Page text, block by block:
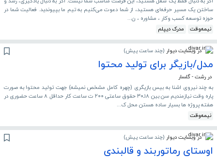
ساختن یک مسیر حرفه‌ای هستید، از شما دعوت می‌کنیم به تیم ما بپیوندید. فعالیت شما در
حوزه توسعه کسب و‌کار ، مشاوره ، ن...
نیمه‌وقت
مدرک دیپلم
در وبسایت دیوار (چند ساعت پیش)
مدل/بازیگر برای تولید محتوا
در رشت - گلسار
به چند نیروی اشنا به بیس بازیگری (چهره کامل مشخص نمیشه) جهت تولید محتوا به صورت
پاره وقت نیازمندیم سن بین ۱۸ـ۳۰ حقوق ساعتی ۲۰۰ ت ساعت کار حداقل ۸ ساعت حضوری در
هفته پروژه ها بسیار ساده هستن محل ک...
نیمه‌وقت
در وبسایت دیوار (چند ساعت پیش)
اوستای رماتوربند و قالبندی